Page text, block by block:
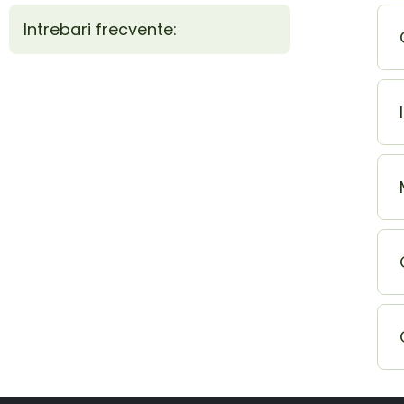
Intrebari frecvente: